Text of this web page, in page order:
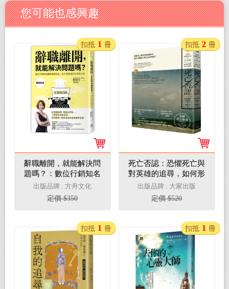
您可能也感興趣
辭職離開，就能解決問
題嗎？：數位行銷知名
講師織田紀香，近20年
職場浮沉親身分享
出版品牌 : 方舟文化
定價 $350
扣抵 1 冊
死亡否認：恐懼死亡與
對英雄的追尋，如何形
塑過去與現在的我們？
出版品牌 : 大家出版
定價 $520
扣抵 2 冊
扣抵 1 冊 扣抵 1 冊